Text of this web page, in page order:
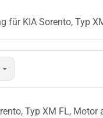
für KIA Sorento, Typ
Typ XM FL, Motor